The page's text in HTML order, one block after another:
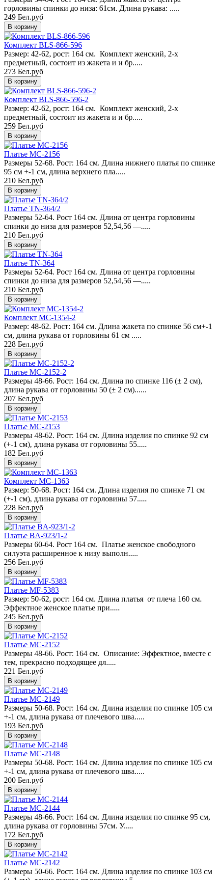
горловины спинки до низа: 61см. Длина рукава: .....
249 Бел.руб
Комплект BLS-866-596
Размер: 42-62, рост: 164 см. Комплект женский, 2-х
предметный, состоит из жакета и и бр.....
273 Бел.руб
Комплект BLS-866-596-2
Размер: 42-62, рост: 164 см. Комплект женский, 2-х
предметный, состоит из жакета и и бр.....
259 Бел.руб
Платье MC-2156
Размеры 52-68. Рост: 164 см. Длина нижнего платья по спинке
95 см +-1 см, длина верхнего пла.....
210 Бел.руб
Платье TN-364/2
Размеры 52-64. Рост 164 см. Длина от центра горловины
спинки до низа для размеров 52,54,56 —.....
210 Бел.руб
Платье TN-364
Размеры 52-64. Рост 164 см. Длина от центра горловины
спинки до низа для размеров 52,54,56 —.....
210 Бел.руб
Комплект MC-1354-2
Размер: 48-62. Рост: 164 см. Длина жакета по спинке 56 см+-1
см, длина рукава от горловины 61 см .....
228 Бел.руб
Платье MC-2152-2
Размеры 48-66. Рост: 164 см. Длина по спинке 116 (± 2 см),
длина рукава от горловины 50 (± 2 см)......
207 Бел.руб
Платье MC-2153
Размеры 48-62. Рост: 164 см. Длина изделия по спинке 92 см
(+-1 см), длина рукава от горловины 55.....
182 Бел.руб
Комплект MC-1363
Размер: 50-68. Рост: 164 см. Длина изделия по спинке 71 см
(+-1 см), длина рукава от горловины 57.....
228 Бел.руб
Платье BA-923/1-2
Размеры 60-64. Рост 164 см. Платье женское свободного
силуэта расширенное к низу выполн.....
256 Бел.руб
Платье MF-5383
Размер: 50-62, рост: 164 см. Длина платья от плеча 160 см.
Эффектное женское платье при.....
245 Бел.руб
Платье MC-2152
Размеры 48-66. Рост: 164 см. Описание: Эффектное, вместе с
тем, прекрасно подходящее дл.....
221 Бел.руб
Платье MC-2149
Размеры 50-68. Рост: 164 см. Длина изделия по спинке 105 см
+-1 см, длина рукава от плечевого шва.....
193 Бел.руб
Платье MC-2148
Размеры 50-68. Рост: 164 см. Длина изделия по спинке 105 см
+-1 см, длина рукава от плечевого шва.....
200 Бел.руб
Платье MC-2144
Размеры 48-66. Рост: 164 см. Длина изделия по спинке 95 см,
длина рукава от горловины 57см. У.....
172 Бел.руб
Платье MC-2142
Размеры 50-66. Рост: 164 см. Длина изделия по спинке 103 см